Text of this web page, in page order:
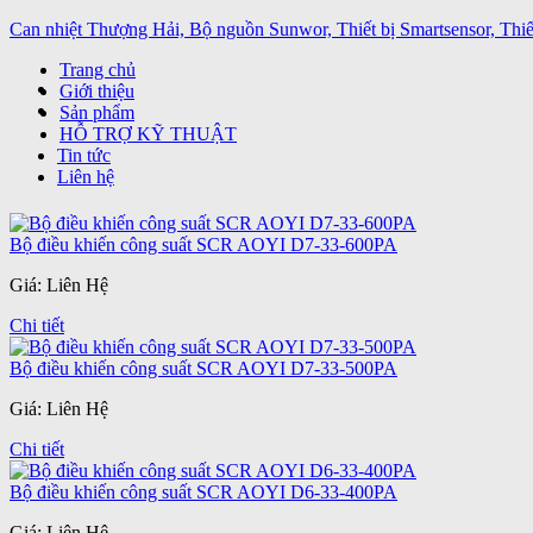
Can nhiệt Thượng Hải, Bộ nguồn Sunwor, Thiết bị Smartsensor,
Trang chủ
Giới thiệu
Sản phẩm
HỖ TRỢ KỸ THUẬT
Tin tức
Liên hệ
Bộ điều khiến công suất SCR AOYI D7-33-600PA
Giá: Liên Hệ
Chi tiết
Bộ điều khiến công suất SCR AOYI D7-33-500PA
Giá: Liên Hệ
Chi tiết
Bộ điều khiến công suất SCR AOYI D6-33-400PA